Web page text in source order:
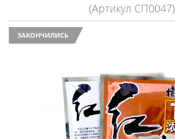
(Артикул СП0047)
ЗАКОНЧИЛИСЬ